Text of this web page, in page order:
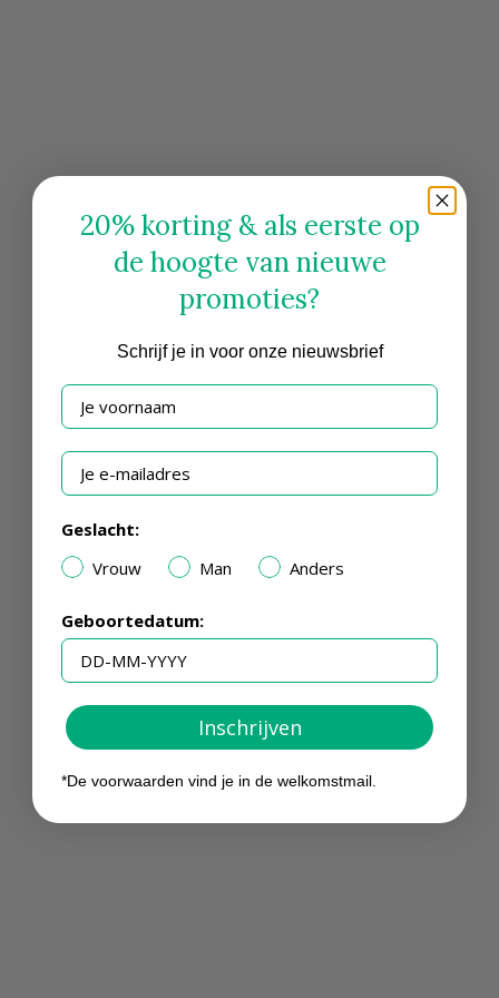
20% korting & als eerste op
de hoogte van nieuwe
promoties?
Schrijfje in voor onze nieuwsbrief
Je voornaam
Je e-mailadres
Geslacht:
Vrouw
Man Anders
Geboortedatum:
Inschrijven
*De voorwaarden vind je in de welkomstmail.